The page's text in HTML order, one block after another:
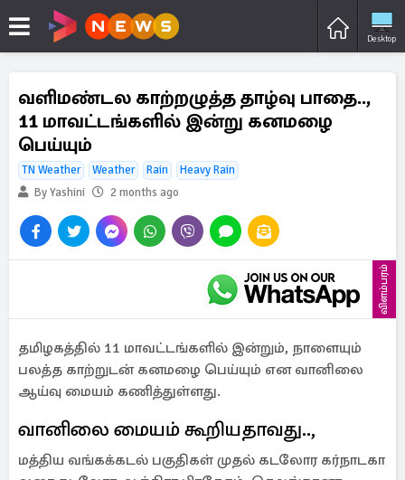
Desktop
வளிமண்டல காற்றழுத்த தாழ்வு பாதை..,
11 மாவட்டங்களில் இன்று கனமழை
பெய்யும்
TN Weather Weather Rain
Heavy Rain
By Yashini
2 months ago
விளம்பரம்
தமிழகத்தில் 11 மாவட்டங்களில் இன்றும், நாளையும்
பலத்த காற்றுடன் கனமழை பெய்யும் என வானிலை
ஆய்வு மையம் கணித்துள்ளது.
வானிலை மையம் கூறியதாவது..,
மத்திய வங்கக்கடல் பகுதிகள் முதல் கடலோர கர்நாடகா